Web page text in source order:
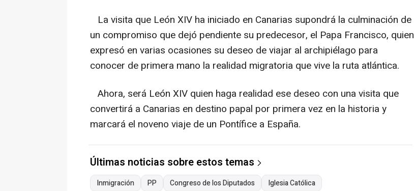
La visita que León XIV ha iniciado en Canarias supondrá la culminación de
un compromiso que dejó pendiente su predecesor, el Papa Francisco, quien
expresó en varias ocasiones su deseo de viajar al archipiélago para
conocer de primera mano la realidad migratoria que vive la ruta atlántica.
Ahora, será León XIV quien haga realidad ese deseo con una visita que
convertirá a Canarias en destino papal por primera vez en la historia y
marcará el noveno viaje de un Pontífice a España.
Últimas noticias sobre estos temas
Inmigración PP Congreso de los Diputados Iglesia Católica